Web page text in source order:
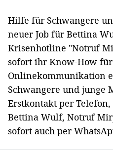
Hilfe für Schwangere
neuer Job für Bettina
Krisenhotline "Notruf
sofort ihr Know-How
Onlinekommunikation
Schwangere und junge
Erstkontakt per
Bettina Wulf, Notruf
sofort auch per